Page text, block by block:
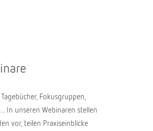
Fokusgruppen,
In unseren Webinaren stellen
vor, teilen Praxiseinblicke